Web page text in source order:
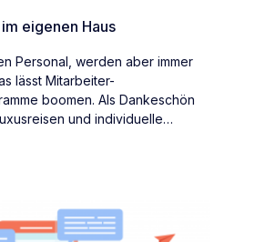
eigenen Haus
Personal, werden aber immer
lässt Mitarbeiter-
boomen. Als Dankeschön
und individuelle